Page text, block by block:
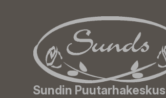
Sundin Puutarhakeskus